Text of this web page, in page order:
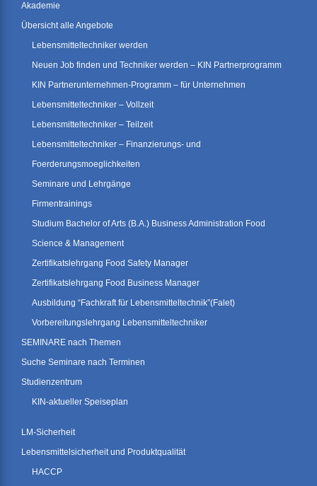
Akademie
Übersicht alle Angebote
Lebensmitteltechniker werden
Neuen Job finden und Techniker werden – KIN Partnerprogramm
KIN Partnerunternehmen-Programm – für Unternehmen
Lebensmitteltechniker – Vollzeit
Lebensmitteltechniker – Teilzeit
Lebensmitteltechniker – Finanzierungs- und
Foerderungsmoeglichkeiten
Seminare und Lehrgänge
Firmentrainings
Studium Bachelor of Arts (B.A.) Business Administration Food
Science & Management
Zertifikatslehrgang Food Safety Manager
Zertifikatslehrgang Food Business Manager
Ausbildung “Fachkraft für Lebensmitteltechnik”(Falet)
Vorbereitungslehrgang Lebensmitteltechniker
SEMINARE nach Themen
Suche Seminare nach Terminen
Studienzentrum
KIN-aktueller Speiseplan
LM-Sicherheit
Lebensmittelsicherheit und Produktqualität
HACCP